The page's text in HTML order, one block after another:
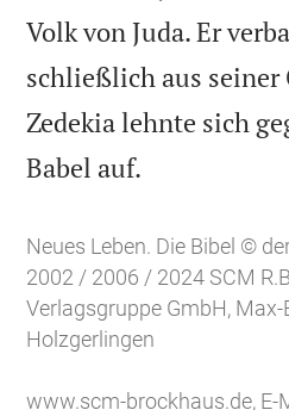
Volk von Juda. Er
schließlich aus seiner
Zedekia lehnte sich
Babel auf.
Neues Leben. Die Bibel ©
2002 / 2006 / 2024 SCM
Verlagsgruppe GmbH, Max-
Holzgerlingen
www.scm-brockhaus.de, E-